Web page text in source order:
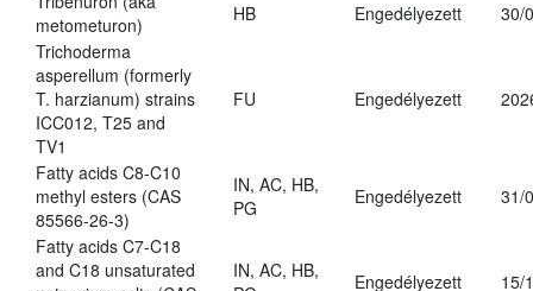
metometuron)
HB Engedélyezett
30/
Trichoderma
asperellum (formerly
T. harzianum) strains
ICC012, T25 and
TV1
FU Engedélyezett
Fatty acids C8-C10
methyl esters (CAS
85566-26-3)
IN, AC, HB,
PG
Engedélyezett 31/
Fatty acids C7-C18
and C18 unsaturated
IN, AC, HB,
Engedélyezett 15/